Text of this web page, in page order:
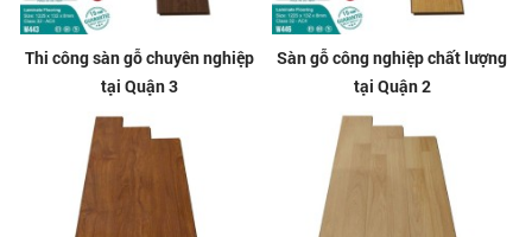
Thi công sàn gỗ chuyên nghiệp
tại Quận 3
Sàn gỗ công nghiệp chất lượng
tại Quận 2